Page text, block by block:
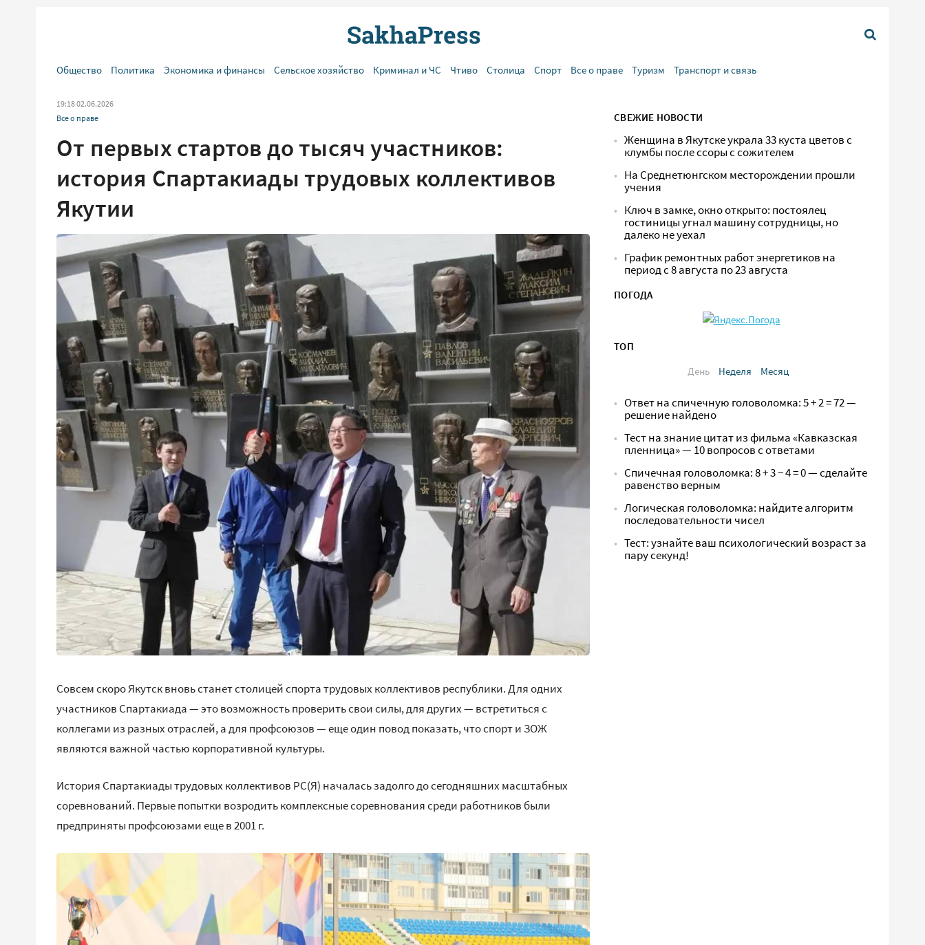
Общество Политика Экономика и финансы Сельское хозяйство Криминал и ЧС Чтиво Столица Спорт Все о праве Туризм Транспорт и связь
19:18 02.06.2026
Все о праве
От первых стартов до тысяч участников:
история Спартакиады трудовых коллективов
Якутии
Совсем скоро Якутск вновь станет столицей спорта трудовых коллективов республики. Для одних
участников Спартакиада — это возможность проверить свои силы, для других — встретиться с
коллегами из разных отраслей, а для профсоюзов — еще один повод показать, что спорт и ЗОЖ
являются важной частью корпоративной культуры.
История Спартакиады трудовых коллективов РС(Я) началась задолго до сегодняшних масштабных
соревнований. Первые попытки возродить комплексные соревнования среди работников были
предприняты профсоюзами еще в 2001 г.
СВЕЖИЕ НОВОСТИ
Женщина в Якутске украла 33 куста цветов с
клумбы после ссоры с сожителем
На Среднетюнгском месторождении прошли
учения
Ключ в замке, окно открыто: постоялец
гостиницы угнал машину сотрудницы, но
далеко не уехал
График ремонтных работ энергетиков на
период с 8 августа по 23 августа
ПОГОДА
ТОП
День
Неделя Месяц
Ответ на спичечную головоломка: 5 + 2 = 72 —
решение найдено
Тест на знание цитат из фильма «Кавказская
пленница» — 10 вопросов с ответами
Спичечная головоломка: 8 + 3 − 4 = 0 — сделайте
равенство верным
Логическая головоломка: найдите алгоритм
последовательности чисел
Тест: узнайте ваш психологический возраст за
пару секунд!